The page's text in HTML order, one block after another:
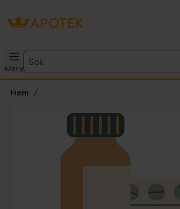
Meny
Sök
Hem
Lista: . Innehåller 1 objekt.